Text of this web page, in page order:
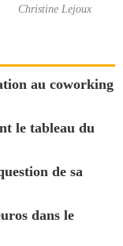
Christine Lejoux
au coworking
le tableau du
de sa
dans le